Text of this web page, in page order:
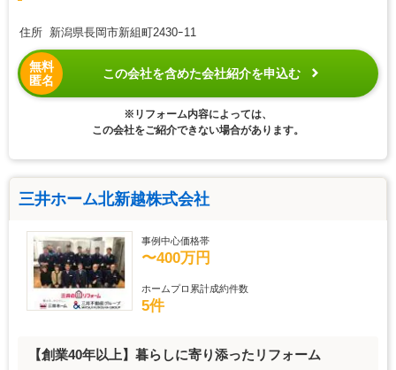
住所 新潟県長岡市新組町2430ｰ11
無料
匿名
この会社を含めた会社紹介を申込む
※リフォーム内容によっては、
この会社をご紹介できない場合があります。
三井ホーム北新越株式会社
事例中心価格帯
〜400万円
ホームプロ累計成約件数
5件
【創業40年以上】暮らしに寄り添ったリフォーム